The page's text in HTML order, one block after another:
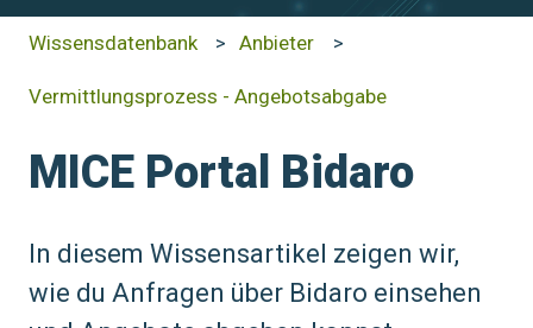
Wissensdatenbank Anbieter
Vermittlungsprozess - Angebotsabgabe
MICE Portal Bidaro
In diesem Wissensartikel zeigen wir,
wie du Anfragen über Bidaro einsehen